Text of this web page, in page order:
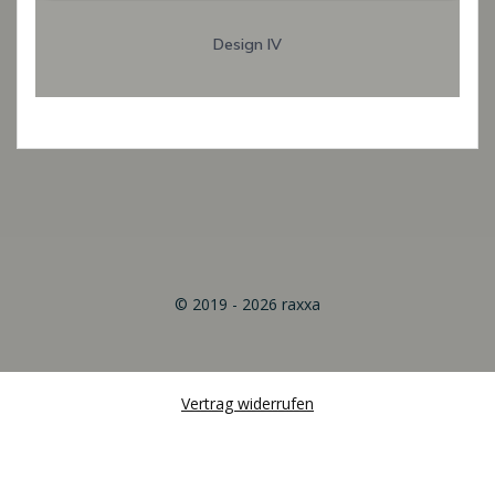
Design IV
© 2019 - 2026 raxxa
Vertrag widerrufen